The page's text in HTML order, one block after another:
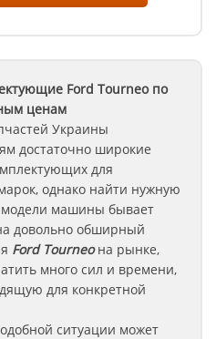
Ford Tourneoпо
ценам
Украины
достаточно широкие
для
однако найти нужную
модели машины бывает
довольно обширный
Ford Tourneoна рынке,
много сил и времени,
для конкретной
ситуации может